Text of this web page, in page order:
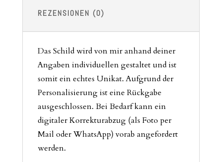
REZENSIONEN (0)
Das Schild wird von mir anhand deiner
Angaben individuellen gestaltet und ist
somit ein echtes Unikat. Aufgrund der
Personalisierung ist eine Rückgabe
ausgeschlossen. Bei Bedarf kann ein
digitaler Korrekturabzug (als Foto per
Mail oder WhatsApp) vorab angefordert
werden.